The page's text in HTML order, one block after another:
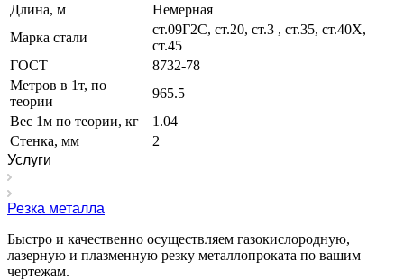
Длина, м
Немерная
Марка стали
ст.09Г2С, ст.20, ст.3 , ст.35, ст.40Х,
ст.45
ГОСТ
8732-78
Метров в 1т, по
теории
965.5
Вес 1м по теории, кг
1.04
Стенка, мм
2
Услуги
Резка металла
Быстро и качественно осуществляем газокислородную,
лазерную и плазменную резку металлопроката по вашим
чертежам.